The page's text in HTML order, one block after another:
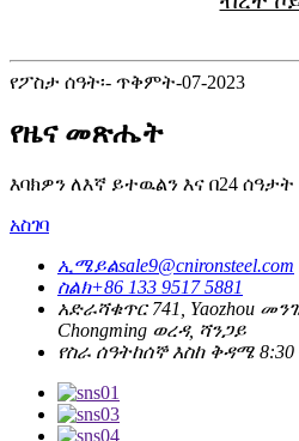
የፖስታ ሰዓት፡- ጥቅምት-07-2023
የዜና መጽሔት
እባክዎን ለእኛ ይተዉልን እና በ24
አስገባ
ኢሜይልsale9@cnironsteel.com
ስልክ+86 133 9517 5881
አድራሻቁጥር 741, Yaozhou
Chongming ወረዳ, ሻንጋይ
የስራ ሰዓትከሰኞ እስከ ቅዳሜ 8:30